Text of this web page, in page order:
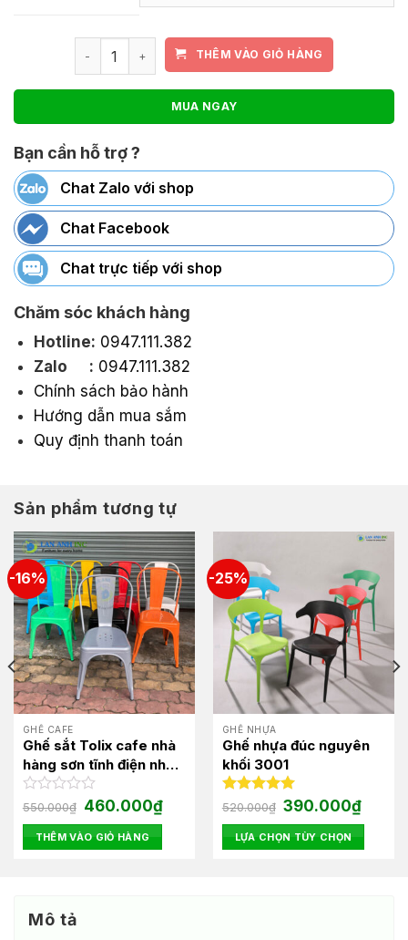
Ghế quầy bar gỗ không tựa decor LAB4013 số
THÊM VÀO GIỎ HÀNG
MUA NGAY
Bạn cần hỗ trợ ?
Chat Zalo với shop
Chat Facebook
Chat trực tiếp với shop
Chăm sóc khách hàng
Hotline: 0947.111.382
Zalo : 0947.111.382
Chính sách bảo hành
Hướng dẫn mua sắm
Quy định thanh toán
Sản phẩm tương tự
-16%
GHẾ CAFE
Ghế sắt Tolix cafe nhà
hàng sơn tĩnh điện nhập
khẩu siêu bền LAG18
Được
hạng
0
550.000₫ Giá
gốc
là:
550.000₫.
460.000₫Giá
hiện
tại
460.000₫.
THÊM VÀO GIỎ HÀNG
-25%
GHẾ NHỰA
Ghế nhựa đúc nguyên
khối 3001
Được xếp
5.00
5 sao
520.000₫ Giá
gốc
là:
520.000₫.
390.000₫Giá
hiện
tại
là:
LỰA CHỌN TÙY CHỌN
Mô tả